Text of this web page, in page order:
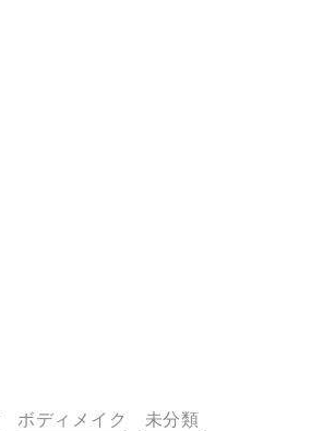
ボディメイク 未分類